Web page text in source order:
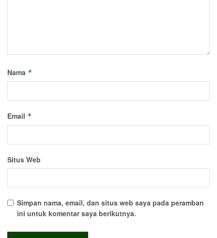
Nama *
Email *
Situs Web
Simpan nama, email, dan situs web saya pada peramban
ini untuk komentar saya berikutnya.